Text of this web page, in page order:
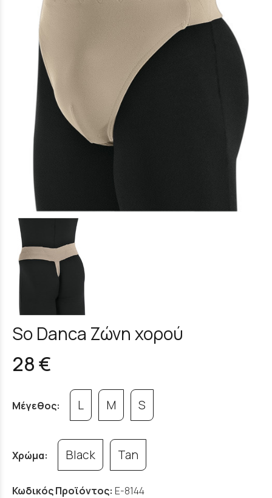
So Danca Ζώνη χορού
28 €
Μέγεθος: L M S
Χρώμα: Black Tan
Κωδικός Προϊόντος: E-8144